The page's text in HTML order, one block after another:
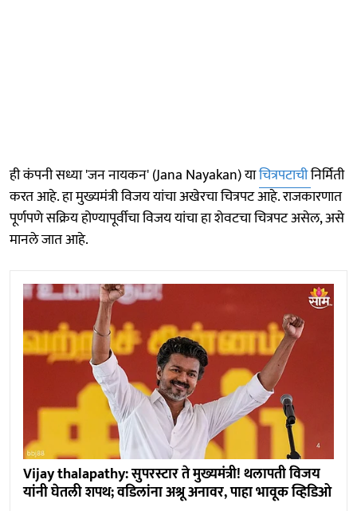
ही कंपनी सध्या 'जन नायकन' (Jana Nayakan) याचित्रपटाचीनिर्मिती
करत आहे. हा मुख्यमंत्री विजय यांचा अखेरचा चित्रपट आहे. राजकारणात
पूर्णपणे सक्रिय होण्यापूर्वीचा विजय यांचा हा शेवटचा चित्रपट असेल, असे
मानले जात आहे.
Vijay thalapathy: सुपरस्टार ते मुख्यमंत्री! थलापती विजय
यांनी घेतली शपथ; वडिलांना अश्रू अनावर, पाहा भावूक व्हिडिओ